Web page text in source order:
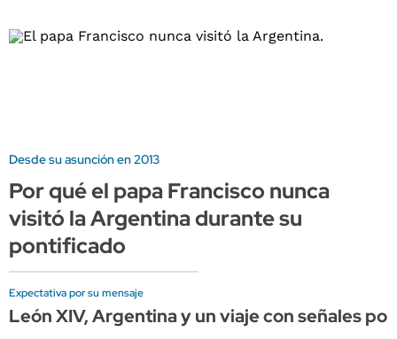
Desde su asunción en 2013
Por qué el papa Francisco nunca
visitó la Argentina durante su
pontificado
Expectativa por su mensaje
León XIV, Argentina y un viaje con señales